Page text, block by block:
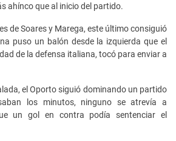
ahínco que al inicio del partido.
de Soares y Marega, este último consiguió
puso un balón desde la izquierda que el
de la defensa italiana, tocó para enviar a
el Oporto siguió dominando un partido
los minutos, ninguno se atrevía a
un gol en contra podía sentenciar el